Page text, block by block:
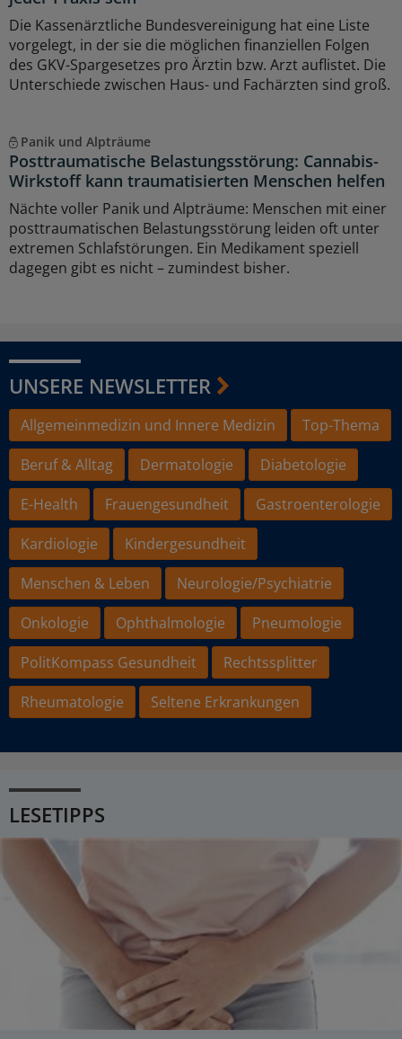
Die Kassenärztliche Bundesvereinigung hat eine Liste
vorgelegt, in der sie die möglichen finanziellen Folgen
des GKV-Spargesetzes pro Ärztin bzw. Arzt auflistet. Die
Unterschiede zwischen Haus- und Fachärzten sind groß.
Panik und Alpträume
Posttraumatische Belastungsstörung: Cannabis-
Wirkstoff kann traumatisierten Menschen helfen
Nächte voller Panik und Alpträume: Menschen mit einer
posttraumatischen Belastungsstörung leiden oft unter
extremen Schlafstörungen. Ein Medikament speziell
dagegen gibt es nicht – zumindest bisher.
UNSERE NEWSLETTER
Allgemeinmedizin und Innere Medizin
Top-Thema
Beruf & Alltag
Dermatologie
Diabetologie
E-Health
Frauengesundheit
Gastroenterologie
Kardiologie
Kindergesundheit
Menschen & Leben
Neurologie/Psychiatrie
Onkologie
Ophthalmologie
Pneumologie
PolitKompass Gesundheit
Rechtssplitter
Rheumatologie
Seltene Erkrankungen
LESETIPPS